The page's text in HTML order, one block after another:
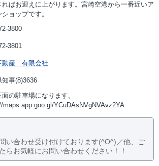
ればお迎えに上がります。宮崎空港から一番近いア
ョップです。
3800
3801
動産 有限会社
知事(8)3636
面の駐車場になります。
maps.app.goo.gl/YCuDAsNVgNVAvz2YA
い合わせ受け付けております(^O^)／他、ご
らお気軽にお問い合わせください！！